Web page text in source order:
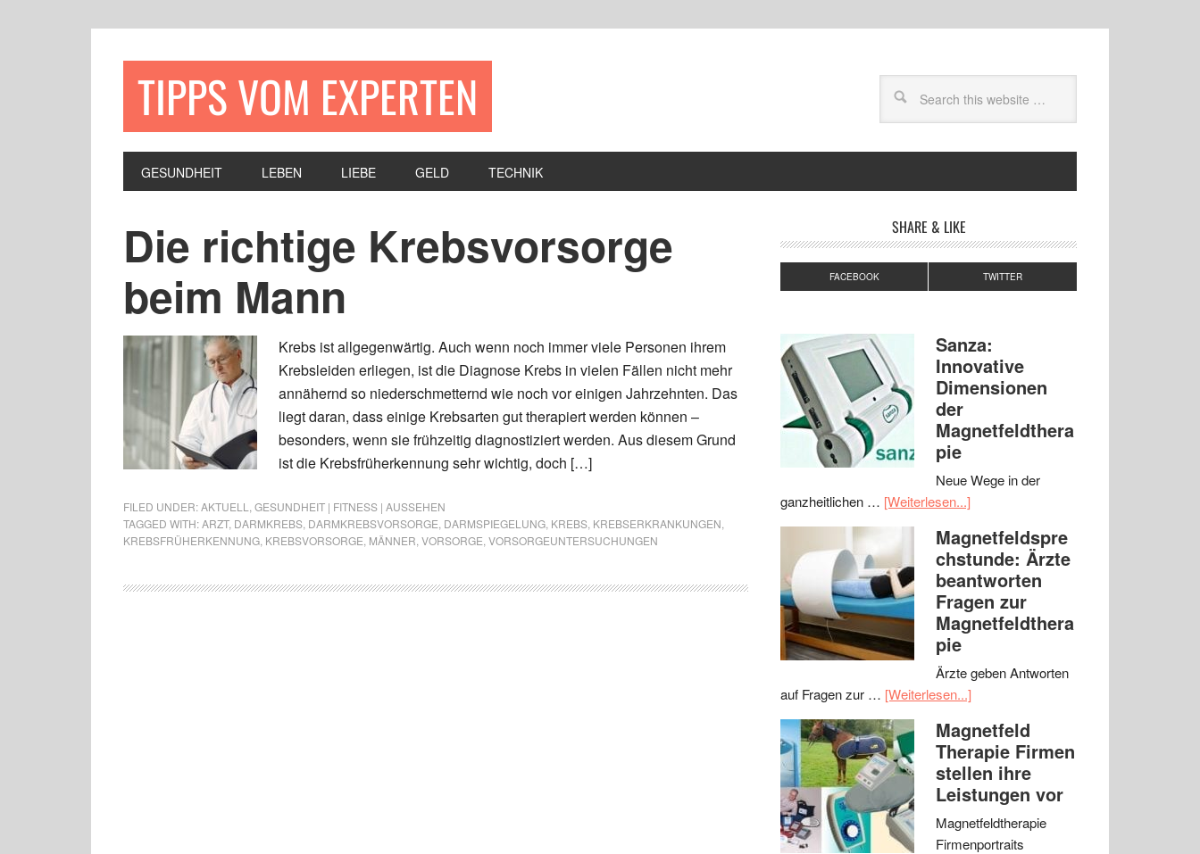
TIPPS VOM EXPERTEN
GESUNDHEIT LEBEN LIEBE GELD TECHNIK
Die richtige Krebsvorsorge
beim Mann
Krebs ist allgegenwärtig. Auch wenn noch immer viele Personen ihrem
Krebsleiden erliegen, ist die Diagnose Krebs in vielen Fällen nicht mehr
annähernd so niederschmetternd wie noch vor einigen Jahrzehnten. Das
liegt daran, dass einige Krebsarten gut therapiert werden können –
besonders, wenn sie frühzeitig diagnostiziert werden. Aus diesem Grund
ist die Krebsfrüherkennung sehr wichtig, doch […]
FILED UNDER:AKTUELL
GESUNDHEIT | FITNESS | AUSSEHEN
TAGGED WITH:ARZT, DARMKREBS DARMKREBSVORSORGE DARMSPIEGELUNG KREBS KREBSERKRANKUNGEN
KREBSFRÜHERKENNUNG KREBSVORSORGE MÄNNER VORSORGE VORSORGEUNTERSUCHUNGEN
SHARE & LIKE
FACEBOOK TWITTER
Sanza:
Innovative
Dimensionen
der
Magnetfeldthera
pie
Neue Wege in der
ganzheitlichen … [Weiterlesen...]
Magnetfeldspre
chstunde: Ärzte
beantworten
Fragen zur
Magnetfeldthera
pie
Ärzte geben Antworten
auf Fragen zur … [Weiterlesen...]
Magnetfeld
Therapie Firmen
stellen ihre
Leistungen vor
Magnetfeldtherapie
Firmenportraits